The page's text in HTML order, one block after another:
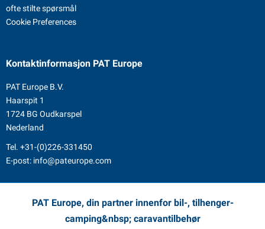
ofte stilte spørsmål
Cookie Preferences
Kontaktinformasjon PAT Europe
PAT Europe B.V.
Haarspit 1
1724 BG Oudkarspel
Nederland
Tel. +31-(0)226-331450
E-post: info@pateurope.com
PAT Europe, din partner innenfor bil-, tilhenger-
camping&nbsp; caravantilbehør